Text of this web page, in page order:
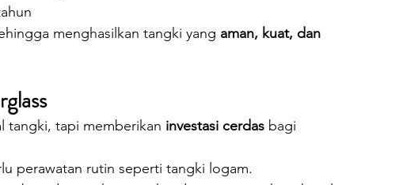
menghasilkan tangki yang aman, kuat, dan
tangki, tapi memberikan investasi cerdas bagi
perawatan rutin seperti tangki logam.